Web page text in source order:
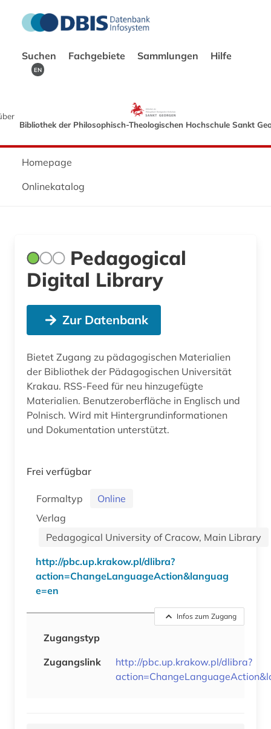
Suchen Fachgebiete Sammlungen Hilfe
EN
Bibliothek der Philosophisch-Theologischen Hochschule Sankt
Homepage
Onlinekatalog
Pedagogical
Digital Library
Zur Datenbank
Bietet Zugang zu pädagogischen Materialien
der Bibliothek der Pädagogischen Universität
Krakau. RSS-Feed für neu hinzugefügte
Materialien. Benutzeroberfläche in Englisch und
Polnisch. Wird mit Hintergrundinformationen
und Dokumentation unterstützt.
Frei verfügbar
Formaltyp
Online
Verlag
Pedagogical University of Cracow, Main Library
http://pbc.up.krakow.pl/dlibra?
action=ChangeLanguageAction&languag
e=en
Infos zum Zugang
Zugangstyp
Zugangslink
http://pbc.up.krakow.pl/dlibra?